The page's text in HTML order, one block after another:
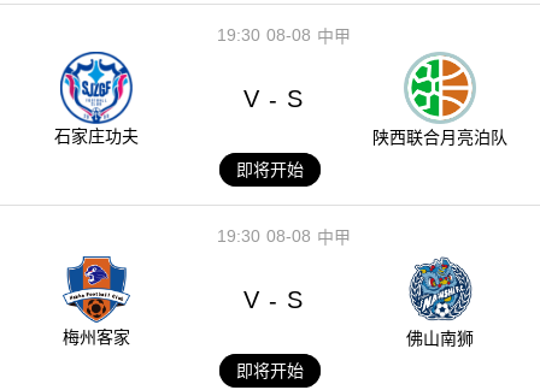
08-08
19:30 中甲
石家庄功夫
V - S
陕西联合月亮泊队
即将开始
08-08
19:30 中甲
梅州客家
V - S
佛山南狮
即将开始